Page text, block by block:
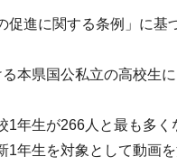
促進に関する条例」に
本県国公私立の高校生
年生が266人と最も多く
年生を対象として動画